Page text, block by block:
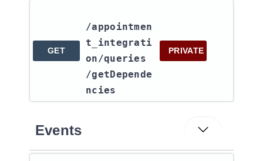
GET
/appointmen
t_integrati
on​/queries​
/getDepende
ncies
PRIVATE
Events